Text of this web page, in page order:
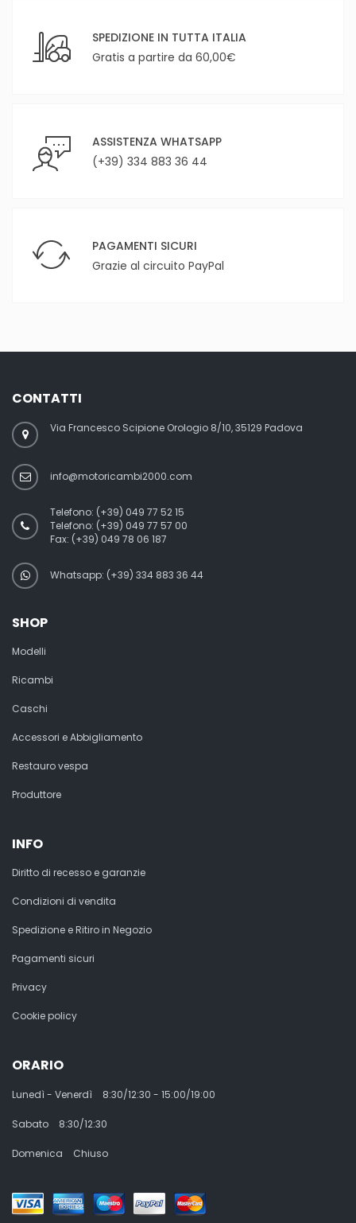
SPEDIZIONE IN TUTTA ITALIA
Gratis a partire da 60,00€
ASSISTENZA WHATSAPP
(+39) 334 883 36 44
PAGAMENTI SICURI
Grazie al circuito PayPal
CONTATTI
Via Francesco Scipione Orologio 8/10, 35129 Padova
info@motoricambi2000.com
Telefono: (+39) 049 77 52 15
Telefono: (+39) 049 77 57 00
Fax: (+39) 049 78 06 187
Whatsapp: (+39) 334 883 36 44
SHOP
Modelli
Ricambi
Caschi
Accessori e Abbigliamento
Restauro vespa
Produttore
INFO
Diritto di recesso e garanzie
Condizioni di vendita
Spedizione e Ritiro in Negozio
Pagamenti sicuri
Privacy
Cookie policy
ORARIO
Lunedì - Venerdì 8:30/12:30 - 15:00/19:00
Sabato 8:30/12:30
Domenica Chiuso